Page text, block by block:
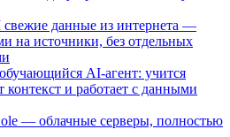
свежие данные из интернета —
на источники, без отдельных
AI-агент: учится
и работает с данными
— облачные серверы, полностью